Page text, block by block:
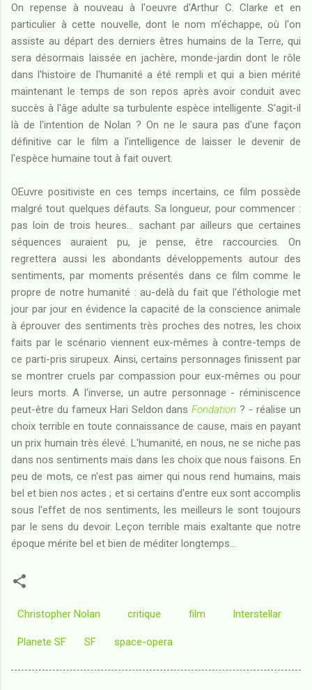
On repense à nouveau à l'oeuvre d'Arthur C. Clarke et en
particulier à cette nouvelle, dont le nom m'échappe, où l'on
assiste au départ des derniers êtres humains de la Terre, qui
sera désormais laissée en jachère, monde-jardin dont le rôle
dans l'histoire de l'humanité a été rempli et qui a bien mérité
maintenant le temps de son repos après avoir conduit avec
succès à l'âge adulte sa turbulente espèce intelligente. S'agit-il
là de l'intention de Nolan ? On ne le saura pas d'une façon
définitive car le film a l'intelligence de laisser le devenir de
l'espèce humaine tout à fait ouvert.
OEuvre positiviste en ces temps incertains, ce film possède
malgré tout quelques défauts. Sa longueur, pour commencer :
pas loin de trois heures... sachant par ailleurs que certaines
séquences auraient pu, je pense, être raccourcies. On
regrettera aussi les abondants développements autour des
sentiments, par moments présentés dans ce film comme le
propre de notre humanité : au-delà du fait que l'éthologie met
jour par jour en évidence la capacité de la conscience animale
à éprouver des sentiments très proches des notres, les choix
faits par le scénario viennent eux-mêmes à contre-temps de
ce parti-pris sirupeux. Ainsi, certains personnages finissent par
se montrer cruels par compassion pour eux-mêmes ou pour
leurs morts. A l'inverse, un autre personnage - réminiscence
peut-être du fameux Hari Seldon dansFondation ? - réalise un
choix terrible en toute connaissance de cause, mais en payant
un prix humain très élevé. L'humanité, en nous, ne se niche pas
dans nos sentiments mais dans les choix que nous faisons. En
peu de mots, ce n'est pas aimer qui nous rend humains, mais
bel et bien nos actes ; et si certains d'entre eux sont accomplis
sous l'effet de nos sentiments, les meilleurs le sont toujours
par le sens du devoir. Leçon terrible mais exaltante que notre
époque mérite bel et bien de méditer longtemps...
Christopher Nolan critique film Interstellar
Planete SF SF space-opera